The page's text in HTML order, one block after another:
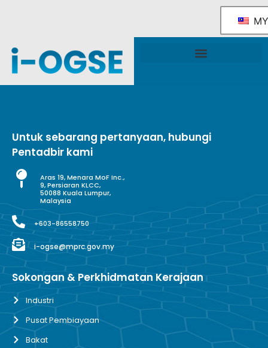
MY
Untuk sebarang pertanyaan, hubungi
Pentadbir kami
Aras 19, Menara MoF Inc.,
9, Persiaran KLCC,
50088 Kuala Lumpur,
Malaysia
+603-86558750
i-ogse@mprc.gov.my
Sokongan & Perkhidmatan Kerajaan
Industri
Pusat Pembiayaan
Bakat